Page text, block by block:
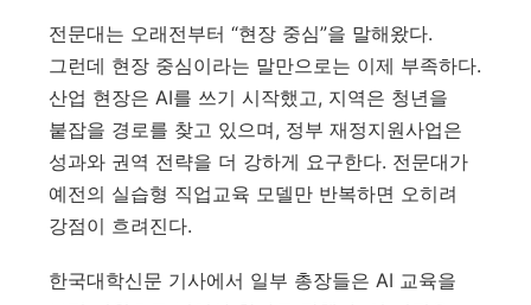
전문대는 오래전부터 “현장 중심”을 말해왔다.
그런데 현장 중심이라는 말만으로는 이제 부족하다.
산업 현장은 AI를 쓰기 시작했고, 지역은 청년을
붙잡을 경로를 찾고 있으며, 정부 재정지원사업은
성과와 권역 전략을 더 강하게 요구한다. 전문대가
예전의 실습형 직업교육 모델만 반복하면 오히려
강점이 흐려진다.
한국대학신문 기사에서 일부 총장들은 AI 교육을